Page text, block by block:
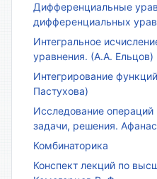
Дифференциальные
дифференциальных
Интегральное
уравнения. (А.А. Ельцов)
Интегрирование
Пастухова)
Исследование
задачи, решения.
Комбинаторика
Конспект лекций по